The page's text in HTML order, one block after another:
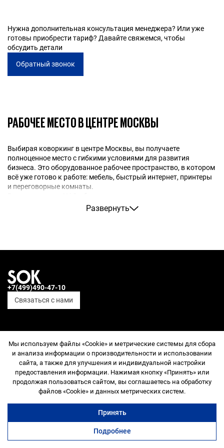
формата аренды.
Нужна дополнительная консультация менеджера? Или уже
готовы приобрести тариф? Давайте свяжемся, чтобы
обсудить детали
Обратный звонок
РАБОЧЕЕ МЕСТО В ЦЕНТРЕ МОСКВЫ
Выбирая коворкинг в центре Москвы, вы получаете
полноценное место с гибкими условиями для развития
бизнеса. Это оборудованное рабочее пространство, в котором
всё уже готово к работе: мебель, быстрый интернет, принтеры
и переговорные комнаты.
метро, престижный адрес и близкое расположение к деловой
инфраструктуре столицы. Особенно востребованы локации в
Развернуть
коворкинг переговорные офисы ещё
+7(499)490-47-10
Связаться с нами
СОЦСЕТИ
Telegram
ВКонтакте
Дзен
ПРОСТРАНСТВА
SOK Рыбаков Тауэр
SOK Сады Пекина
Мы используем файлы «Cookie» и метрические системы для сбора
и анализа информации о производительности и использовании
сайта, а также для улучшения и индивидуальной настройки
предоставления информации. Нажимая кнопку «Принять» или
продолжая пользоваться сайтом, вы соглашаетесь на обработку
файлов «Cookie» и данных метрических систем.
Принять
Подробнее
Служба поддержки